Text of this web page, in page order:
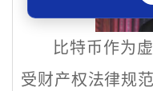
比特币作为
受财产权法律规